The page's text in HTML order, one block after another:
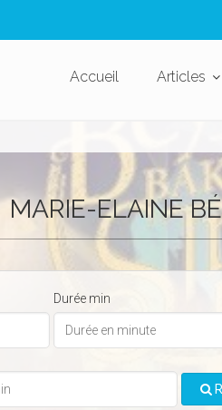
Accueil Articles
MARIE-ELAINE
Durée min